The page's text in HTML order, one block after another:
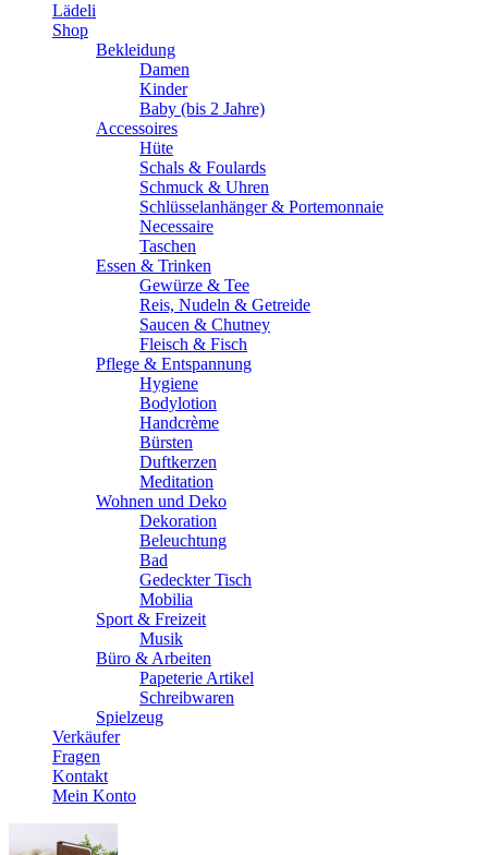
Lädeli
Shop
Bekleidung
Damen
Kinder
Baby (bis 2 Jahre)
Accessoires
Hüte
Schals & Foulards
Schmuck & Uhren
Schlüsselanhänger & Portemonnaie
Necessaire
Taschen
Essen & Trinken
Gewürze & Tee
Reis, Nudeln & Getreide
Saucen & Chutney
Fleisch & Fisch
Pflege & Entspannung
Hygiene
Bodylotion
Handcrème
Bürsten
Duftkerzen
Meditation
Wohnen und Deko
Dekoration
Beleuchtung
Bad
Gedeckter Tisch
Mobilia
Sport & Freizeit
Musik
Büro & Arbeiten
Papeterie Artikel
Schreibwaren
Spielzeug
Verkäufer
Fragen
Kontakt
Mein Konto